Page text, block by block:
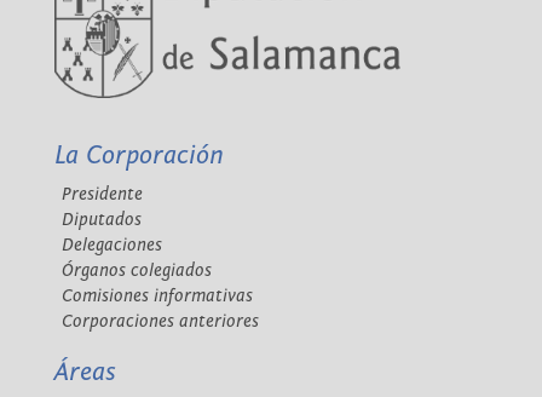
La Corporación
Presidente
Diputados
Delegaciones
Órganos colegiados
Comisiones informativas
Corporaciones anteriores
Áreas